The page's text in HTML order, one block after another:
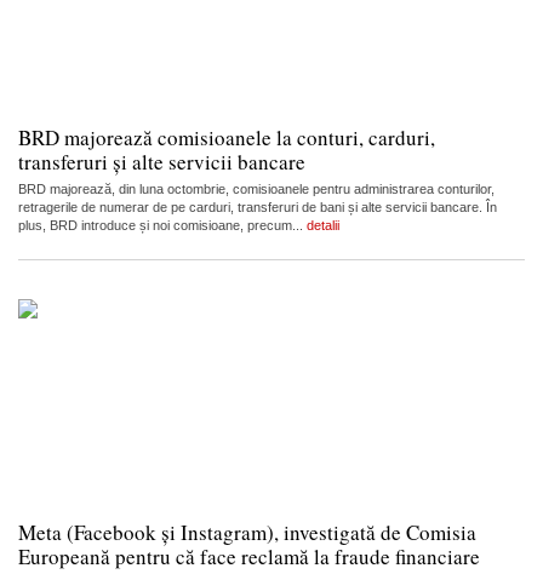
BRD majorează comisioanele la conturi, carduri,
transferuri și alte servicii bancare
BRD majorează, din luna octombrie, comisioanele pentru administrarea conturilor,
retragerile de numerar de pe carduri, transferuri de bani și alte servicii bancare. În
plus, BRD introduce și noi comisioane, precum... detalii
Meta (Facebook și Instagram), investigată de Comisia
Europeană pentru că face reclamă la fraude financiare